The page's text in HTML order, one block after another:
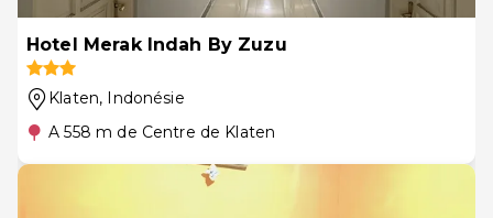
Hotel Merak Indah By Zuzu
Klaten, Indonésie
A 558 m de Centre de Klaten